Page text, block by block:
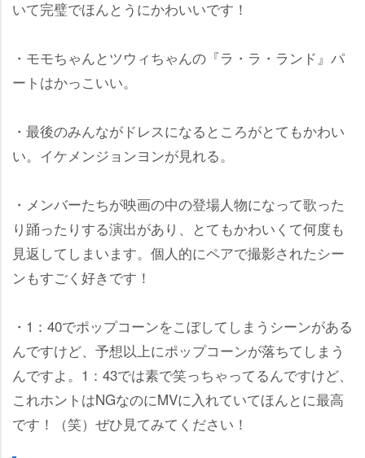
いて完璧でほんとうにかわいいです！
・モモちゃんとツウィちゃんの『ラ・ラ・ランド』パ
ートはかっこいい。
・最後のみんながドレスになるところがとてもかわい
い。イケメンジョンヨンが見れる。
・メンバーたちが映画の中の登場人物になって歌った
り踊ったりする演出があり、とてもかわいくて何度も
見返してしまいます。個人的にペアで撮影されたシー
ンもすごく好きです！
・1：40でポップコーンをこぼしてしまうシーンがある
んですけど、予想以上にポップコーンが落ちてしまう
んですよ。1：43では素で笑っちゃってるんですけど、
これホントはNGなのにMVに入れていてほんとに最高
です！（笑）ぜひ見てみてください！